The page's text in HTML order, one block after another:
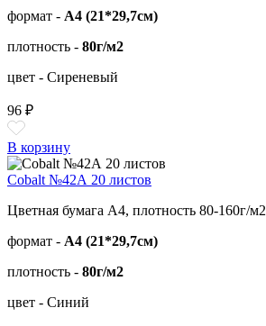
формат - А4 (21*29,7см)
плотность - 80г/м2
цвет - Сиреневый
96 ₽
В корзину
Cobalt №42А 20 листов
Цветная бумага А4, плотность 80-160г/м2
формат - А4 (21*29,7см)
плотность - 80г/м2
цвет - Синий